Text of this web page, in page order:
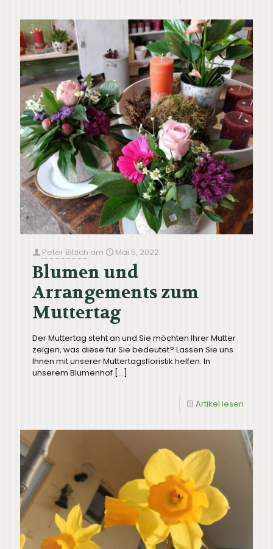
Peter Bitsch am Mai 5, 2022
Blumen und
Arrangements zum
Muttertag
Der Muttertag steht an und Sie möchten Ihrer Mutter
zeigen, was diese für Sie bedeutet? Lassen Sie uns
Ihnen mit unserer Muttertagsfloristik helfen. In
unserem Blumenhof […]
Artikel lesen